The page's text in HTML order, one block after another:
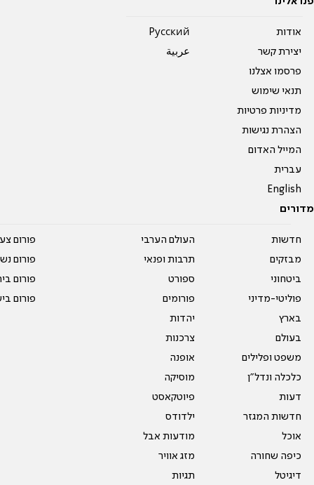
אודות
יצירת קשר
פרסמו אצלנו
תנאי שימוש
מדיניות פרטיות
הצהרת נגישות
המייל האדום
עברית
English
Pусский
عربية
מדורים
חדשות
מבזקים
ביטחוני
פוליטי-מדיני
בארץ
בעולם
משפט ופלילים
כלכלה ונדל"ן
דעות
חדשות המגזר
אוכל
כיפה שחורה
דיגיטל
העולם הערבי
תרבות ופנאי
ספורט
פורומים
יהדות
צרכנות
אופנה
מוסיקה
פיוטקאסט
ילדודס
מודעות אבל
מזג אוויר
תגיות
פורום
פורום
פורום
פורום